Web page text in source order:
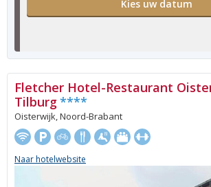
Kies uw datum
Fletcher Hotel-Restaurant
Tilburg****
Oisterwijk, Noord-Brabant
Naar hotelwebsite